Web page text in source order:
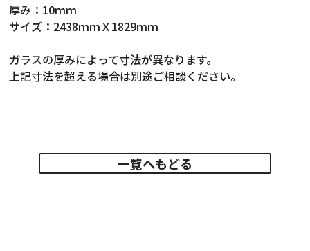
厚み：10ｍｍ
サイズ：2438ｍｍＸ1829ｍｍ
ガラスの厚みによって寸法が異なります。
上記寸法を超える場合は別途ご相談ください。
一覧へもどる